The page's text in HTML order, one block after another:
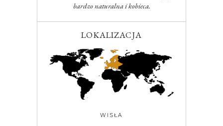
bardzo naturalna i kobieca.
LOKALIZACJA
WISŁA